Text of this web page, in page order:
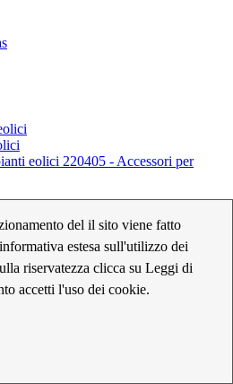
del il sito viene fatto
estesa sull'utilizzo dei
riservatezza clicca su Leggi di
accetti l'uso dei cookie.
eolici 220405 - Accessori per
sezionatori per impianti fotovoltaici
fotovoltaici
per impianti fotovoltaici
e configurazione per impianti
fotovoltaici